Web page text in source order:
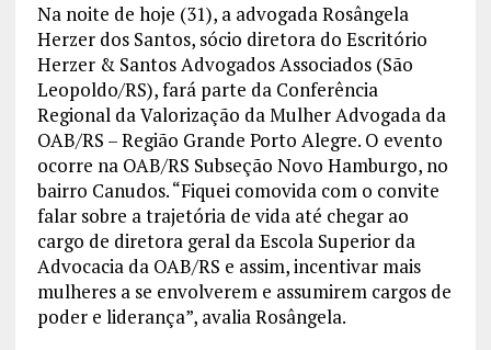
Na noite de hoje (31), a advogada Rosângela
Herzer dos Santos, sócio diretora do Escritório
Herzer & Santos Advogados Associados (São
Leopoldo/RS), fará parte da Conferência
Regional da Valorização da Mulher Advogada da
OAB/RS – Região Grande Porto Alegre. O evento
ocorre na OAB/RS Subseção Novo Hamburgo, no
bairro Canudos. “Fiquei comovida com o convite
falar sobre a trajetória de vida até chegar ao
cargo de diretora geral da Escola Superior da
Advocacia da OAB/RS e assim, incentivar mais
mulheres a se envolverem e assumirem cargos de
poder e liderança”, avalia Rosângela.